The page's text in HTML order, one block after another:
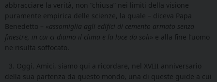
abbracciare la verità, non “chiusa” nei limiti della visione
puramente empirica delle scienze, la quale – diceva Papa
Benedetto – «assomiglia agli edifici di cemento armato senza
finestre, in cui ci diamo il clima e la luce da soli» e alla fine l’uomo
ne risulta soffocato.
3. Oggi, Amici, siamo qui a ricordare, nel XVIII anniversario
della sua partenza da questo mondo, una di queste guide a cui